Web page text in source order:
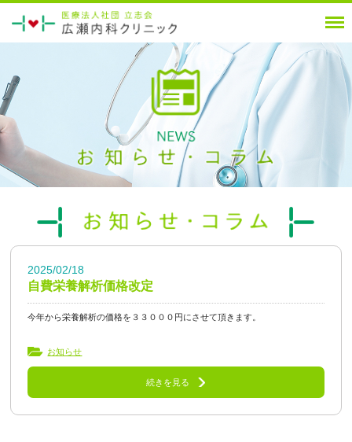
2025/02/18
自費栄養解析価格改定
今年から栄養解析の価格を３３０００円にさせて頂きます。
お知らせ
続きを見る